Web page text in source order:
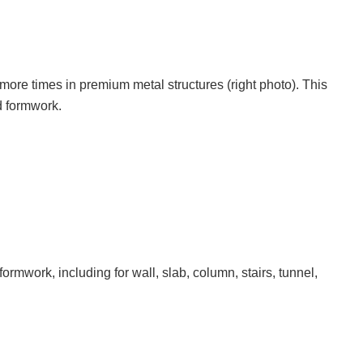
times in premium metal structures (right photo). This
formwork.
including for wall, slab, column, stairs, tunnel,